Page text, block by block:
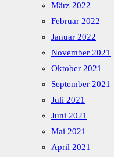
März 2022
Februar 2022
Januar 2022
November 2021
Oktober 2021
September 2021
Juli 2021
Juni 2021
Mai 2021
April 2021